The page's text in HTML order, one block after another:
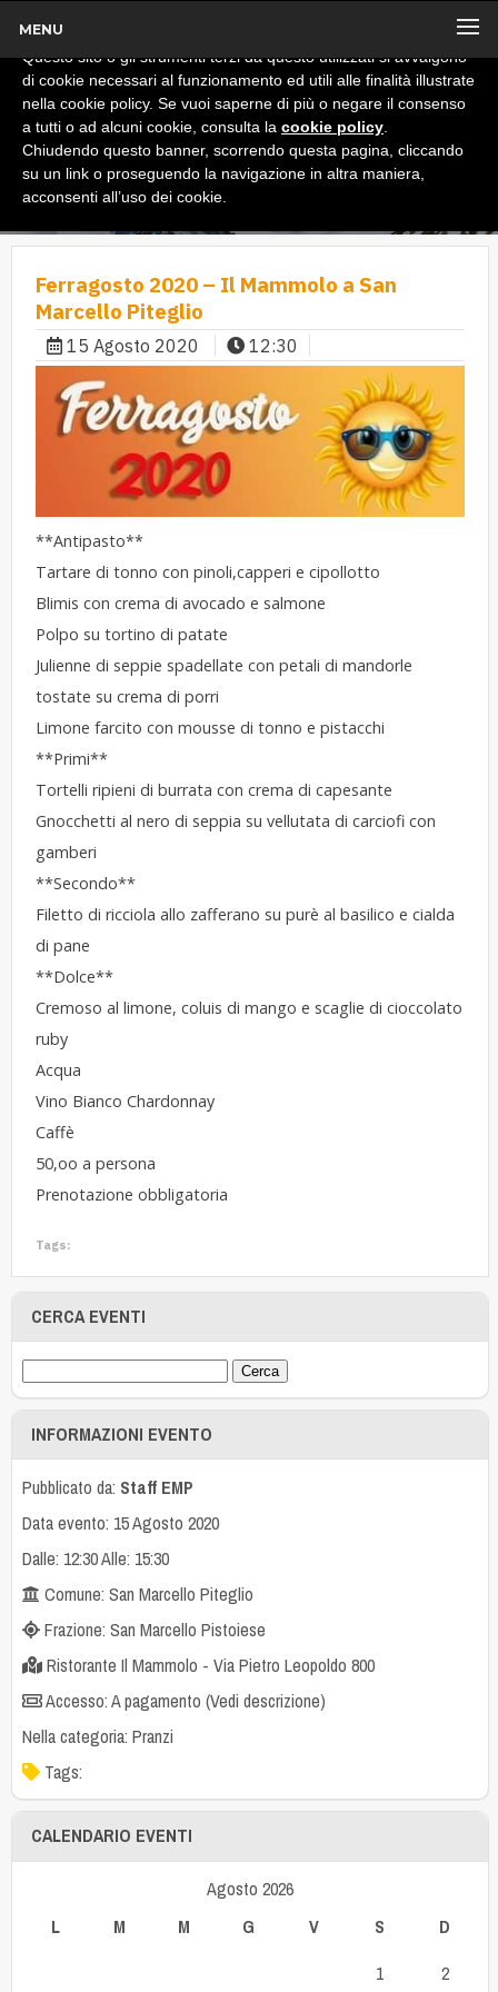
MENU
Ferragosto 2020 – Il Mammolo a San
Marcello Piteglio
15 Agosto 2020 12:30
**Antipasto**
Tartare di tonno con pinoli,capperi e cipollotto
Blimis con crema di avocado e salmone
Polpo su tortino di patate
Julienne di seppie spadellate con petali di mandorle
tostate su crema di porri
Limone farcito con mousse di tonno e pistacchi
**Primi**
Tortelli ripieni di burrata con crema di capesante
Gnocchetti al nero di seppia su vellutata di carciofi con
gamberi
**Secondo**
Filetto di ricciola allo zafferano su purè al basilico e cialda
di pane
**Dolce**
Cremoso al limone, coluis di mango e scaglie di cioccolato
ruby
Acqua
Vino Bianco Chardonnay
Caffè
50,oo a persona
Prenotazione obbligatoria
Tags:
CERCA EVENTI
INFORMAZIONI EVENTO
Pubblicato da: Staff EMP
Data evento: 15 Agosto 2020
Dalle: 12:30 Alle: 15:30
Comune: San Marcello Piteglio
Frazione: San Marcello Pistoiese
Ristorante Il Mammolo - Via Pietro Leopoldo 800
Accesso: A pagamento (Vedi descrizione)
Nella categoria: Pranzi
Tags:
CALENDARIO EVENTI
Agosto 2026
L
M M G V S
D
1
2
x
Informativa
Questo sito o gli strumenti terzi da questo utilizzati si avvalgono
di cookie necessari al funzionamento ed utili alle finalità illustrate
nella cookie policy. Se vuoi saperne di più o negare il consenso
a tutti o ad alcuni cookie, consulta la cookie policy
Chiudendo questo banner, scorrendo questa pagina, cliccando
su un link o proseguendo la navigazione in altra maniera,
acconsenti all’uso dei cookie.